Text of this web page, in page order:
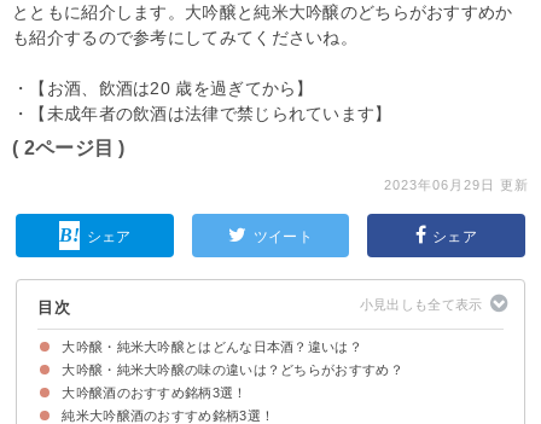
とともに紹介します。大吟醸と純米大吟醸のどちらがおすすめか
も紹介するので参考にしてみてくださいね。
・【お酒、飲酒は20 歳を過ぎてから】
・【未成年者の飲酒は法律で禁じられています】
( 2ページ目 )
2023年06月29日 更新
シェア ツイート シェア
目次
大吟醸・純米大吟醸とはどんな日本酒？違いは？
大吟醸・純米大吟醸とは日本酒の種類の一つ
大吟醸・純米大吟醸の主な違いは原材料
大吟醸・純米大吟醸の味の違いは？どちらがおすすめ？
大吟醸と純米大吟醸の味わい・香りの違い
大吟醸酒のおすすめ銘柄3選！
①北秋田 大吟醸酒｜北鹿 (2,263円)
②越後桜 大吟醸酒｜越後桜酒造（2,301円）
③黒龍 大吟醸酒｜黒龍酒造（4,400円）
純米大吟醸酒のおすすめ銘柄3選！